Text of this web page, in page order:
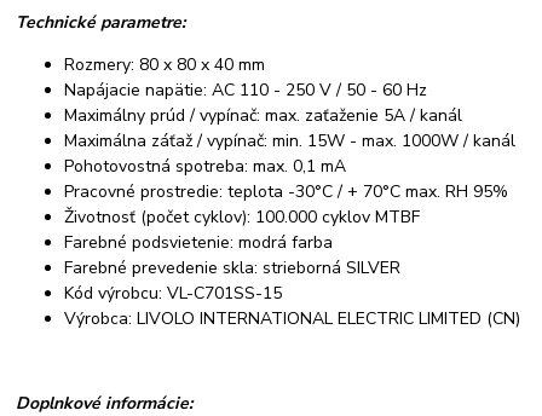
Technické parametre:
Rozmery: 80 x 80 x 40 mm
Napájacie napätie: AC 110 - 250 V / 50 - 60 Hz
Maximálny prúd / vypínač: max. zaťaženie 5A / kanál
Maximálna záťaž / vypínač: min. 15W - max. 1000W / kanál
Pohotovostná spotreba: max. 0,1 mA
Pracovné prostredie: teplota -30°C / + 70°C max. RH 95%
Životnosť (počet cyklov): 100.000 cyklov MTBF
Farebné podsvietenie: modrá farba
Farebné prevedenie skla: strieborná SILVER
Kód výrobcu: VL-C701SS-15
Výrobca: LIVOLO INTERNATIONAL ELECTRIC LIMITED (CN)
Doplnkové informácie: